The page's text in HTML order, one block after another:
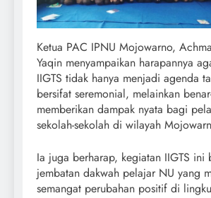
Ketua PAC IPNU Mojowarno,
Yaqin menyampaikan harapannya
IIGTS tidak hanya menjadi agenda
bersifat seremonial, melainkan
memberikan dampak nyata bagi
sekolah-sekolah di wilayah
Ia juga berharap, kegiatan IIGTS ini
jembatan dakwah pelajar NU yang
semangat perubahan positif di